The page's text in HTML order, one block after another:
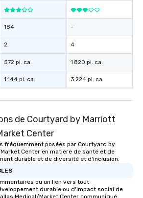
184
2
572 pi. ca.
1 144 pi. ca.
-
4
1 820 pi. ca.
3 224 pi. ca.
de Courtyard by Marriott
Center
fréquemment posées par Courtyard by
Center en matière de santé et de
durable et de diversité et d'inclusion.
ou un lien vers tout
durable ou d'impact social de
Medical/Market Center communiqué